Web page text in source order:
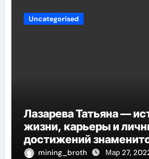
Uncategorised
Лазарева Татьяна —
жизни, карьеры и
достижений
актрисы, восходящей
mining_broth Мар 27,